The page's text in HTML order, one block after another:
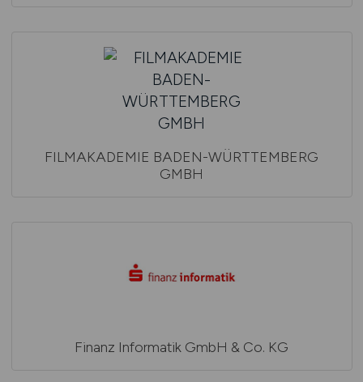
FILMAKADEMIE BADEN-WÜRTTEMBERG
GMBH
Finanz Informatik GmbH & Co. KG